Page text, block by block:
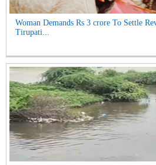
Woman Demands Rs 3 crore To Settle
Tirupati...